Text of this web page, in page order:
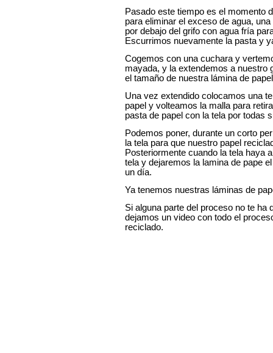
Pasado este tiempo es el momento
para eliminar el exceso de agua,
por debajo del grifo con agua fría
Escurrimos nuevamente la pasta y
Cogemos con una cuchara y
mayada, y la extendemos a nuestro
el tamaño de nuestra lámina de
Una vez extendido colocamos una
papel y volteamos la malla para
pasta de papel con la tela por todas
Podemos poner, durante un corto
la tela para que nuestro papel
Posteriormente cuando la tela haya
tela y dejaremos la lamina de pape
un día.
Ya tenemos nuestras láminas de
Si alguna parte del proceso no te ha
dejamos un video con todo el
reciclado.